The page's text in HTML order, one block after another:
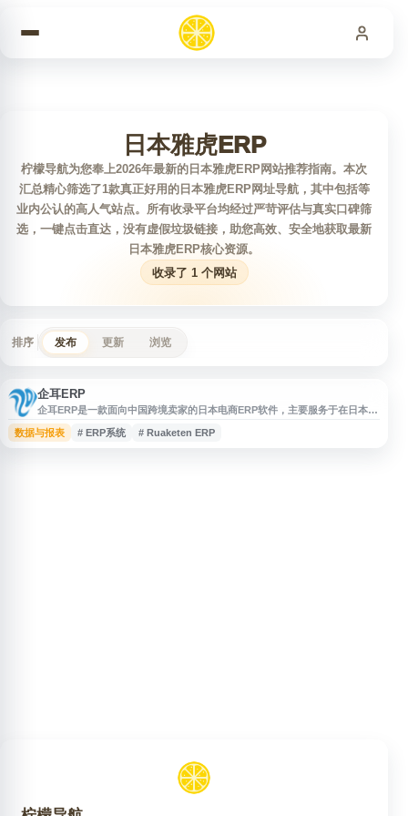
日本雅虎ERP
柠檬导航为您奉上2026年最新的日本雅虎ERP网站推荐指南。本次
汇总精心筛选了1款真正好用的日本雅虎ERP网址导航，其中包括等
业内公认的高人气站点。所有收录平台均经过严苛评估与真实口碑筛
选，一键点击直达，没有虚假垃圾链接，助您高效、安全地获取最新
日本雅虎ERP核心资源。
收录了 1 个网站
排序 发布 更新 浏览
企耳ERP
企耳ERP是一款面向中国跨境卖家的日本电商ERP软件，主要服务于在日本乐
天、Yahoo! JAPAN、Amazon Japan、WOWMA等平台开店的商家。系统
围绕日本电商订单处理、店铺管理和跨平台运营需求，提供适用于日本市场的
数据与报表 # ERP系统 # Ruaketen ERP